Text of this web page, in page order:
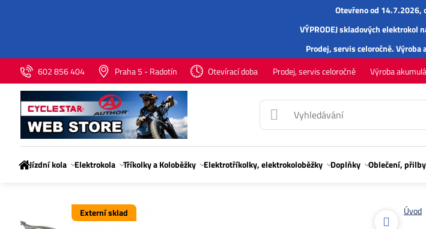
Otevřeno od 14.7.2026,
VÝPRODEJ skladových elektrokol
Prodej,servisceloročně.Výroba
602 856 404
Praha 5 - Radotín Otevírací doba Prodej, servis celoročně Výroba
Jízdní kola Elektrokola Tříkolky a Koloběžky Elektrotříkolky, elektrokoloběžky Doplňky Oblečení,
Externí sklad Úvod